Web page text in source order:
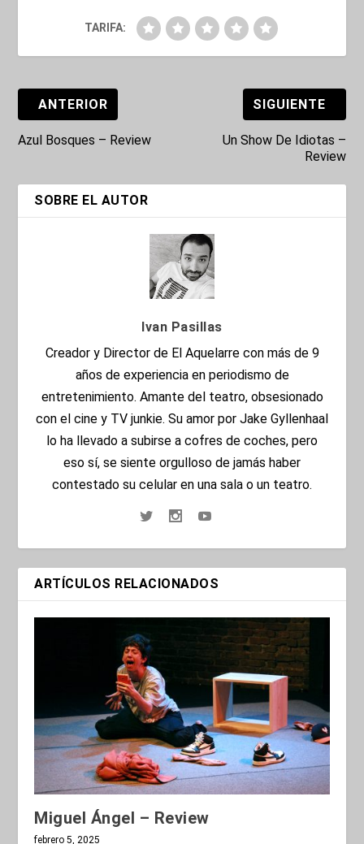
TARIFA:
ANTERIOR
Azul Bosques – Review
SIGUIENTE
Un Show De Idiotas –
Review
SOBRE EL AUTOR
Ivan Pasillas
Creador y Director de El Aquelarre con más de 9
años de experiencia en periodismo de
entretenimiento. Amante del teatro, obsesionado
con el cine y TV junkie. Su amor por Jake Gyllenhaal
lo ha llevado a subirse a cofres de coches, pero
eso sí, se siente orgulloso de jamás haber
contestado su celular en una sala o un teatro.
ARTÍCULOS RELACIONADOS
Miguel Ángel – Review
febrero 5, 2025